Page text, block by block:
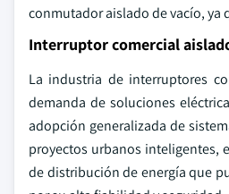
conmutador aislado de vacío, ya
Interruptor comercial
La industria de interruptores
demanda de soluciones
adopción generalizada de
proyectos urbanos inteligentes,
de distribución de energía que